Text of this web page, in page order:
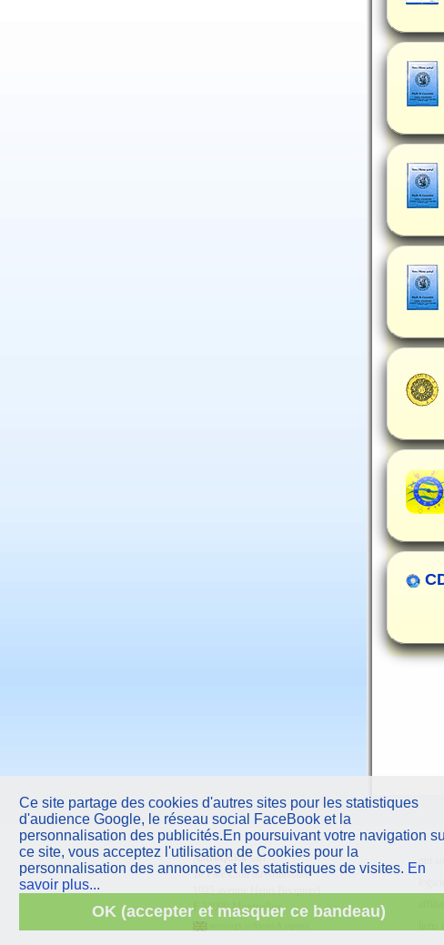
Ce site partage des cookies d'autres sites pour les statistiques
d'audience Google, le réseau social FaceBook et la
personnalisation des publicités.En poursuivant votre navigation
ce site, vous acceptez l'utilisation de Cookies pour la
personnalisation des annonces et les statistiques de visites. En
savoir plus...
OK (accepter et masquer ce bandeau)
AstroQuicksarl
10 Parc Club du Millénaire
1025 avenue Henri Becquerel
F 34000 Montpellier
qui